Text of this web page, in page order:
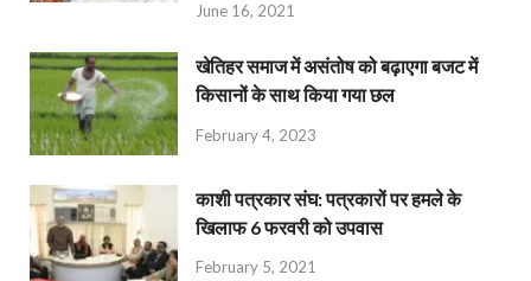
June 16, 2021
खेतिहर समाज में असंतोष को बढ़ाएगा बजट में
किसानों के साथ किया गया छल
February 4, 2023
काशी पत्रकार संघ: पत्रकारों पर हमले के
खिलाफ 6 फरवरी को उपवास
February 5, 2021